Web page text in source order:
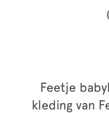
Feetje
kleding van